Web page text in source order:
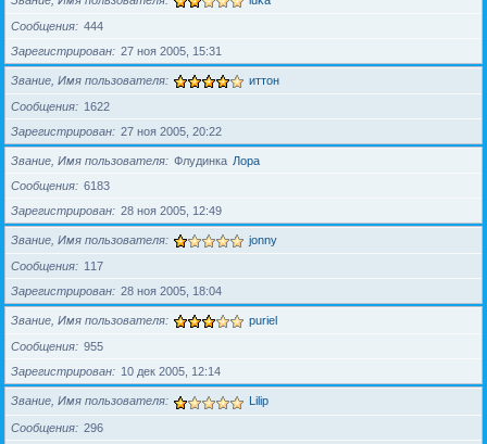
Сообщения
444
Зарегистрирован
27 ноя 2005, 15:31
Звание, Имя пользователя иттон
Сообщения
1622
Зарегистрирован
27 ноя 2005, 20:22
Звание, Имя пользователя Флудинка Лора
Сообщения
6183
Зарегистрирован
28 ноя 2005, 12:49
Звание, Имя пользователя jonny
Сообщения
117
Зарегистрирован
28 ноя 2005, 18:04
Звание, Имя пользователя puriel
Сообщения
955
Зарегистрирован
10 дек 2005, 12:14
Звание, Имя пользователя Lilip
Сообщения
296